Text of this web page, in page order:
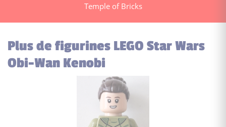
Temple of Bricks
Plus de figurines LEGO Star Wars
Obi-Wan Kenobi